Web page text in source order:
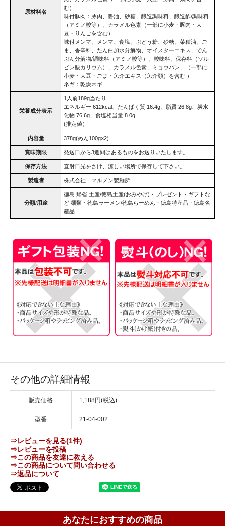
原材料名
む）
味付豚肉：豚肉、醤油、砂糖、醸造調味料、醸造酢/調味料
（アミノ酸等）、カラメル色素（一部に小麦・豚肉・大
豆・りんごを含む）
味付メンマ、メンマ、食塩、ぶどう糖、砂糖、菜種油、ご
ま、香辛料、たん白加水分解物、オイスターエキス、でん
ぷん分解物/調味料（アミノ酸等）、酸味料、保存料（ソル
ビン酸カリウム）、カラメル色素、ミョウバン、（一部に
小麦・大豆・ごま・魚介エキス（魚介類）を含む ）
ネギ：乾燥ネギ
栄養成分表示
1人前189g当たり
エネルギー 612kcal、たんぱく質 16.4g、脂質 26.8g、炭水
化物 76.6g、食塩相当量 8.0g
(推定値）
内容量 378g(めん100g×2)
賞味期限 発送日から3週間はあるものをお送りいたします。
保存方法 直射日光をさけ、涼しい場所で保存して下さい。
製造者 株式会社 マルメン製麺所
分類/用途
徳島 帰省 土産/徳島土産(おみやげ)・プレゼント・ギフトな
ど 麺類・徳島ラーメン/徳島らーめん・徳島特産品・徳島名
産品
その他の詳細情報
販売価格 1,188円(税込)
型番 21-04-002
⇒レビューを見る(1件)
⇒レビューを投稿
⇒この商品を友達に教える
⇒この商品について問い合わせる
⇒返品について
あなたにおすすめの商品